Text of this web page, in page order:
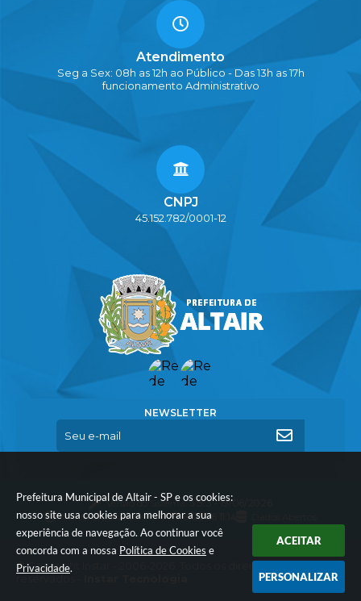
Prefeitura Municipal de Altair - SP e os cookies:
nosso site usa cookies para melhorar a sua
experiência de navegação. Ao continuar você
concorda com a nossa Política de Cookies e
Privacidade.
ACEITAR
PERSONALIZAR
Atendimento
Seg a Sex: 08h as 12h ao Público - Das 13h as 17h
funcionamento Administrativo
CNPJ
45.152.782/0001-12
NEWSLETTER
Versão do Sistema:3.5.3 - 19/06/2026
Portal atualizado em:07/08/2026 11:14
© Copyright Instar - 2006-2026. Todos os direitos